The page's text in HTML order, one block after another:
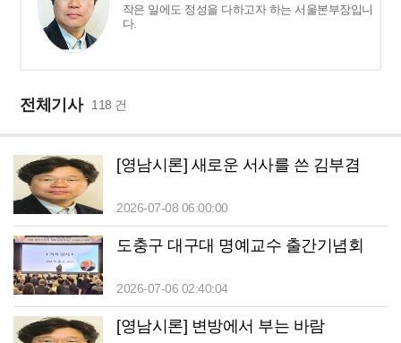
작은 일에도 정성을 다하고자 하는 서울본부장입니
다.
전체기사 118 건
[영남시론] 새로운 서사를 쓴 김부겸
2026-07-08 06:00:00
도충구 대구대 명예교수 출간기념회
2026-07-06 02:40:04
[영남시론] 변방에서 부는 바람